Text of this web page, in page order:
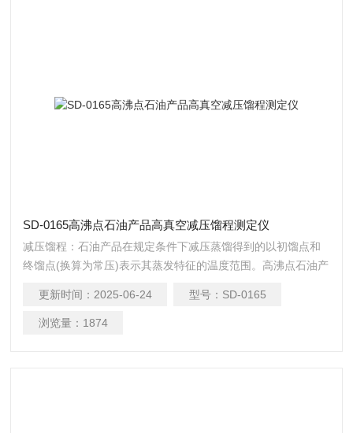
SD-0165高沸点石油产品高真空减压馏程测定仪
减压馏程：石油产品在规定条件下减压蒸馏得到的以初馏点和
终馏点(换算为常压)表示其蒸发特征的温度范围。高沸点石油产
更新时间： 2025-06-24 型号： SD-0165
浏览量： 1874